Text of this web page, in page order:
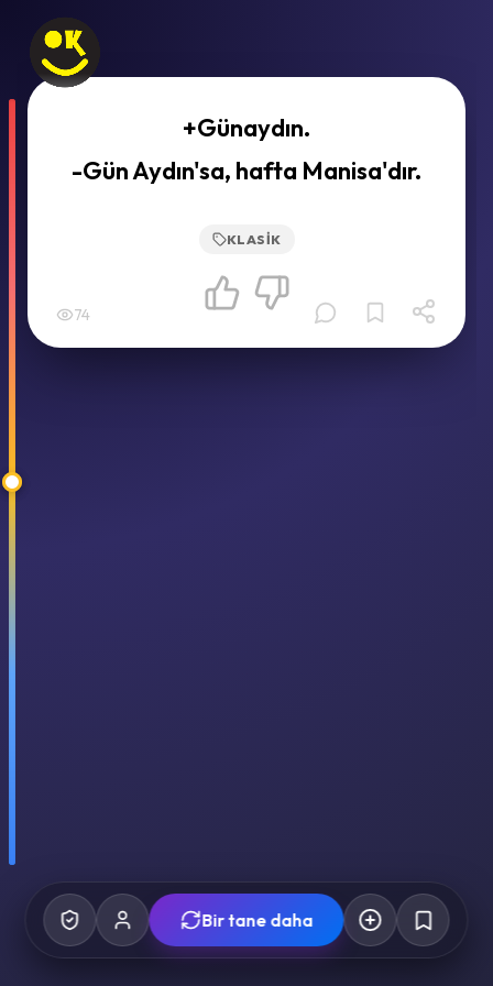
+Günaydın.
-Gün Aydın'sa, hafta Manisa'dır.
KLASIK
74
Bir tane daha